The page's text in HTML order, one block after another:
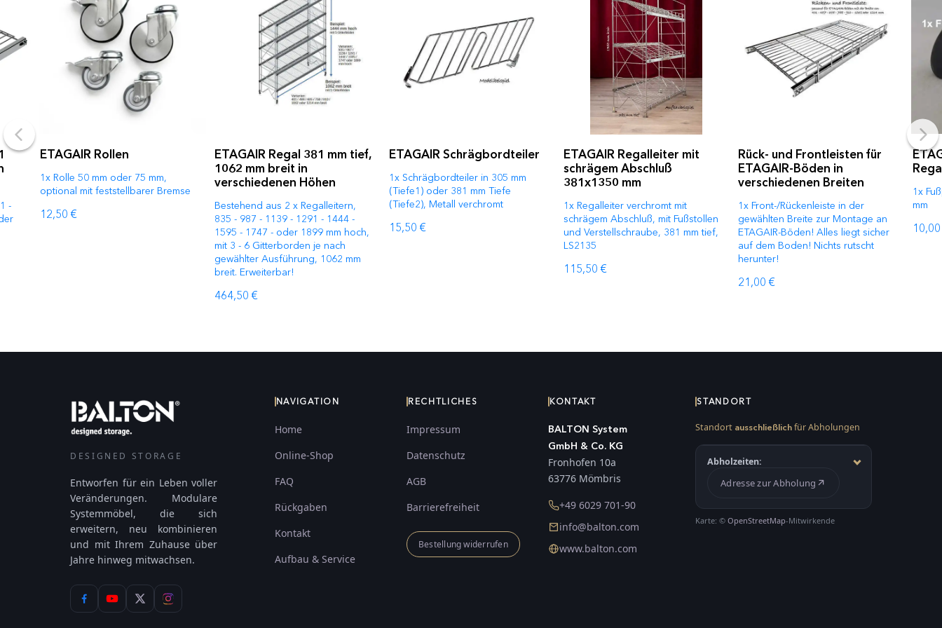
-
ETAGAIR Rollen
1x Rolle 50 mm oder 75 mm,
optional mit feststellbarer Bremse
12,50 €
ETAGAIR Regal 381 mm tief,
1062 mm breit in
verschiedenen Höhen
Bestehend aus 2 x Regalleitern,
835 - 987 - 1139 - 1291 - 1444 -
1595 - 1747 - oder 1899 mm hoch,
mit 3 - 6 Gitterborden je nach
gewählter Ausführung, 1062 mm
breit. Erweiterbar!
464,50 €
ETAGAIR Schrägbordteiler
1x Schrägbordteiler in 305 mm
(Tiefe1) oder 381 mm Tiefe
(Tiefe2), Metall verchromt
15,50 €
ETAGAIR Regalleiter mit
schrägem Abschluß
381x1350 mm
1x Regalleiter verchromt mit
schrägem Abschluß, mit Fußstollen
und Verstellschraube, 381 mm tief,
LS2135
115,50 €
Rück- und Frontleisten für
ETAGAIR-Böden in
verschiedenen Breiten
1x Front-/Rückenleiste in der
gewählten Breite zur Montage an
ETAGAIR-Böden! Alles liegt sicher
auf dem Boden! Nichts rutscht
herunter!
21,00 €
1x
mm
DESIGNED STORAGE
Entworfen für ein Leben voller
Veränderungen. Modulare
Systemmöbel, die sich
erweitern, neu kombinieren
und mit Ihrem Zuhause über
Jahre hinweg mitwachsen.
NAVIGATION
Home
Online-Shop
FAQ
Rückgaben
Kontakt
Aufbau & Service
RECHTLICHES
Impressum
Datenschutz
AGB
Barrierefreiheit
Bestellung widerrufen
KONTAKT
BALTON System
GmbH & Co. KG
Fronhofen 10a
63776 Mömbris
+49 6029 701-90
info@balton.com
www.balton.com
STANDORT
Standort ausschließlich für Abholungen
Abholzeiten:
Adresse zur Abholung
Karte: ©OpenStreetMap-Mitwirkende